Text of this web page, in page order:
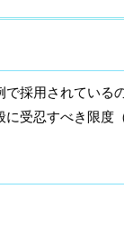
採用されている
受忍すべき限度